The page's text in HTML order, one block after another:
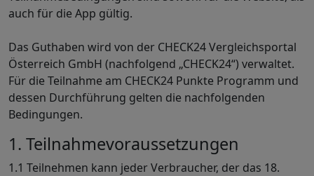
auch für die App gültig.
Das Guthaben wird von der CHECK24 Vergleichsportal
Österreich GmbH (nachfolgend „CHECK24“) verwaltet.
Für die Teilnahme am CHECK24 Punkte Programm und
dessen Durchführung gelten die nachfolgenden
Bedingungen.
1. Teilnahmevoraussetzungen
1.1 Teilnehmen kann jeder Verbraucher, der das 18.